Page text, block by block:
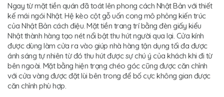
Ngay từ mặt tiền quán đã toát lên phong cách Nhật Bản với thiết
kế mái ngói Nhật. Hệ kèo cột gỗ uốn cong mô phỏng kiến trúc
của Nhật Bản cách điệu. Mặt tiền trang trí bằng đèn giấy kiểu
Nhật thành hàng tạo nét nổi bật thu hút người qua lại. Cửa kính
được dùng làm cửa ra vào giúp nhà hàng tận dụng tối đa được
ánh sáng tự nhiên từ đó thu hút được sự chú ý của khách khi đi từ
bên ngoài. Mặt bằng hiện trạng chéo góc cũng được căn chỉnh
với cửa vàng được đặt lùi bên trong để bố cực không gian được
căn chỉnh phù hợp.